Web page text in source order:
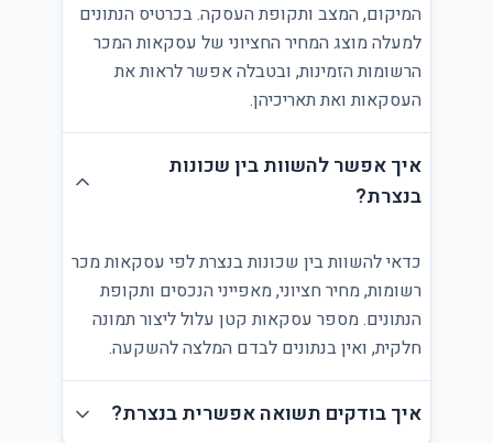
המיקום, המצב ותקופת העסקה. בכרטיס הנתונים
למעלה מוצג המחיר החציוני של עסקאות המכר
הרשומות הזמינות, ובטבלה אפשר לראות את
העסקאות ואת תאריכיהן.
איך אפשר להשוות בין שכונות
בנצרת?
כדאי להשוות בין שכונות בנצרת לפי עסקאות מכר
רשומות, מחיר חציוני, מאפייני הנכסים ותקופת
הנתונים. מספר עסקאות קטן עלול ליצור תמונה
חלקית, ואין בנתונים לבדם המלצה להשקעה.
איך בודקים תשואה אפשרית בנצרת?